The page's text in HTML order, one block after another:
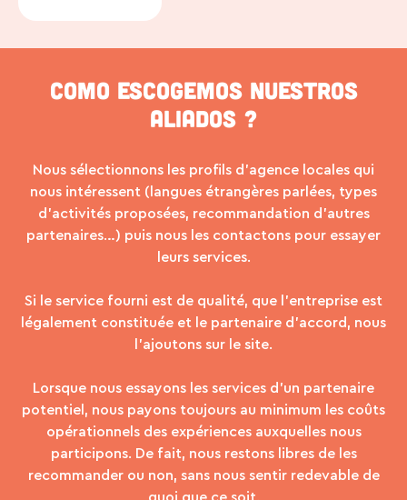
Como escogemos nuestros
aliados ?
Nous sélectionnons les profils d’agence locales qui
nous intéressent (langues étrangères parlées, types
d’activités proposées, recommandation d’autres
partenaires…) puis nous les contactons pour essayer
leurs services.
Si le service fourni est de qualité, que l’entreprise est
légalement constituée et le partenaire d’accord, nous
l’ajoutons sur le site.
Lorsque nous essayons les services d’un partenaire
potentiel, nous payons toujours au minimum les coûts
opérationnels des expériences auxquelles nous
participons. De fait, nous restons libres de les
recommander ou non, sans nous sentir redevable de